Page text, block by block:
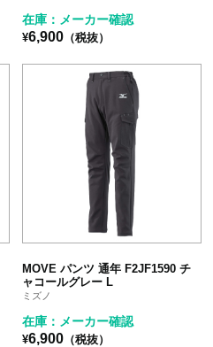
在庫：メーカー確認
¥6,900 （税抜）
MOVE パンツ 通年 F2JF1590 チ
ャコールグレー L
ミズノ
在庫：メーカー確認
¥6,900 （税抜）